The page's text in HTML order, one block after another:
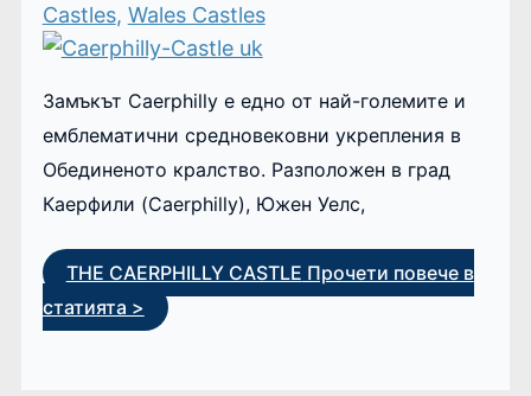
Castles, Wales Castles
Замъкът Caerphilly е едно от най-големите и
емблематични средновековни укрепления в
Обединеното кралство. Разположен в град
Каерфили (Caerphilly), Южен Уелс,
THE CAERPHILLY CASTLE Прочети повече в
статията >